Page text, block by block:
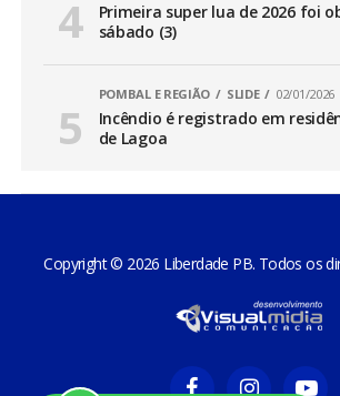
Primeira super lua de 2026 foi
sábado (3)
POMBAL E REGIÃO SLIDE 02/01/2026
Incêndio é registrado em
de Lagoa
Copyright © 2026 Liberdade PB. Todos os